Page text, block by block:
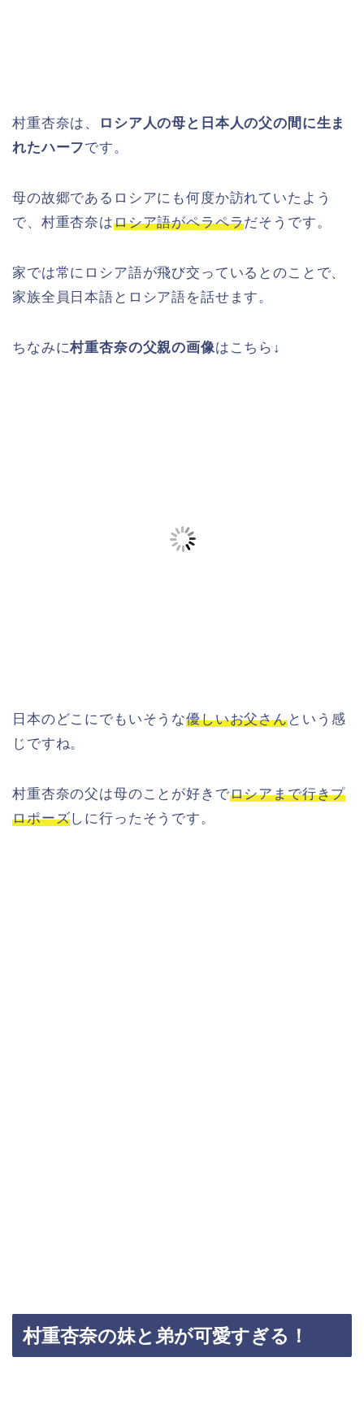
村重杏奈は、
ロシア人の母と日本人の父の間に生ま
れたハーフです。
母の故郷であるロシアにも何度か訪れていたよう
で、村重杏奈はロシア語がペラペラだそうです。
家では常にロシア語が飛び交っているとのことで、
家族全員日本語とロシア語を話せます。
ちなみに村重杏奈の父親の画像はこちら↓
日本のどこにでもいそうな優しいお父さんという感
じですね。
村重杏奈の父は母のことが好きでロシアまで行きプ
ロポーズしに行ったそうです。
村重杏奈の妹と弟が可愛すぎる！